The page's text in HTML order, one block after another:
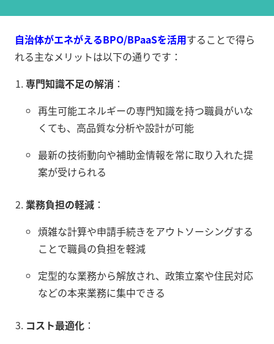
自治体がエネがえるBPO/BPaaSを活用することで得ら
れる主なメリットは以下の通りです：
専門知識不足の解消 ：
再生可能エネルギーの専門知識を持つ職員がいな
くても、高品質な分析や設計が可能
最新の技術動向や補助金情報を常に取り入れた提
案が受けられる
業務負担の軽減 ：
煩雑な計算や申請手続きをアウトソーシングする
ことで職員の負担を軽減
定型的な業務から解放され、政策立案や住民対応
などの本来業務に集中できる
コスト最適化 ：